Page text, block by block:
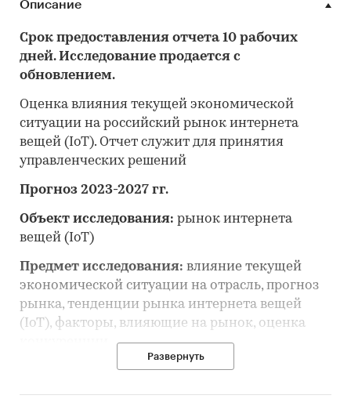
Описание
Срок предоставления отчета 10 рабочих
дней. Исследование продается с
обновлением.
Оценка влияния текущей экономической
ситуации на российский рынок интернета
вещей (IoT). Отчет служит для принятия
управленческих решений
Прогноз 2023-2027 гг.
Объект исследования: рынок интернета
вещей (IoT)
Предмет исследования: влияние текущей
экономической ситуации на отрасль, прогноз
рынка, тенденции рынка интернета вещей
(IoT), факторы, влияющие на рынок, оценка
Цель исследования:анализ и прогноз
Развернуть